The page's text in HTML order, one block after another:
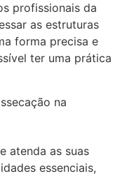
profissionais da
as estruturas
forma precisa e
ter uma prática
atenda as suas
essenciais,